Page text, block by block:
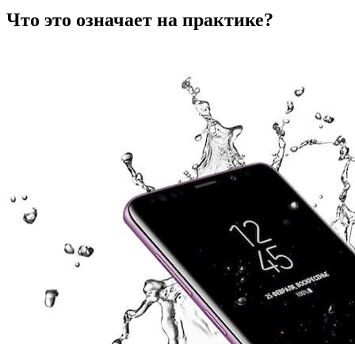
Что это означает на практике?